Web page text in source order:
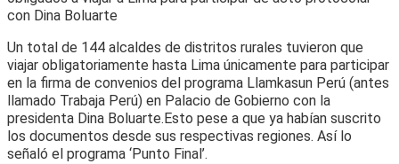
Un total de 144 alcaldes de distritos rurales tuvieron que
viajar obligatoriamente hasta Lima únicamente para participar
en la firma de convenios del programa Llamkasun Perú (antes
llamado Trabaja Perú) en Palacio de Gobierno con la
presidenta Dina Boluarte.Esto pese a que ya habían suscrito
los documentos desde sus respectivas regiones. Así lo
señaló el programa ‘Punto Final’.